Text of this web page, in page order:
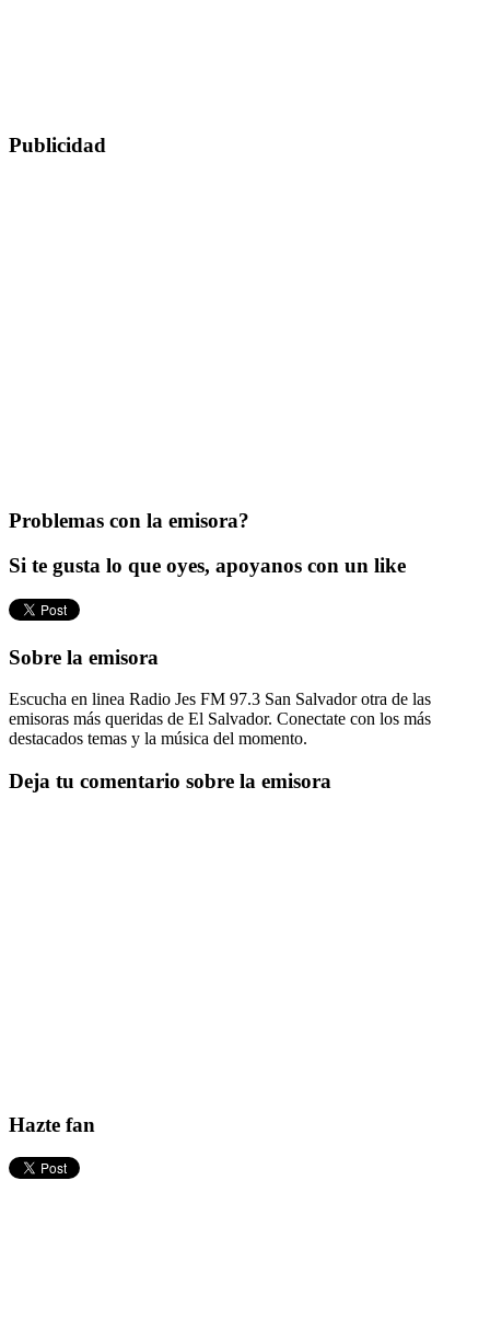
Publicidad
Problemas con la emisora?
Si te gusta lo que oyes, apoyanos con un like
Sobre la emisora
Escucha en linea Radio Jes FM 97.3 San Salvador otra de las
emisoras más queridas de El Salvador. Conectate con los más
destacados temas y la música del momento.
Deja tu comentario sobre la emisora
Hazte fan